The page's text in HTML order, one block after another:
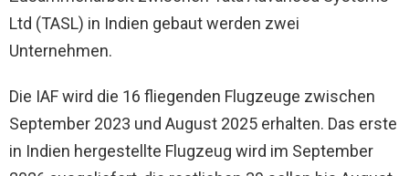
Ltd (TASL) in Indien gebaut werden zwei
Unternehmen.
Die IAF wird die 16 fliegenden Flugzeuge zwischen
September 2023 und August 2025 erhalten. Das erste
in Indien hergestellte Flugzeug wird im September